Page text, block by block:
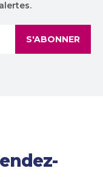
S'ABONNER